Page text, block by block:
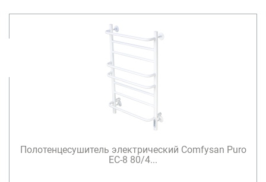
Полотенцесушитель электрический Comfysan Puro
EC-8 80/4...